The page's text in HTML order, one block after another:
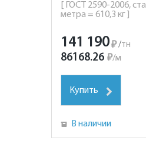
[ ГОСТ 2590-2006,
метра = 610,3 кг ]
141 190₽ /тн
86168.26 ₽/м
Купить
В наличии